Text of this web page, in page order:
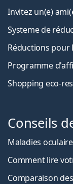
Invitez un(e)
Systeme de
Réductions pour
Programme
Shopping eco-
Conseils
Maladies
Comment lire
Comparaison